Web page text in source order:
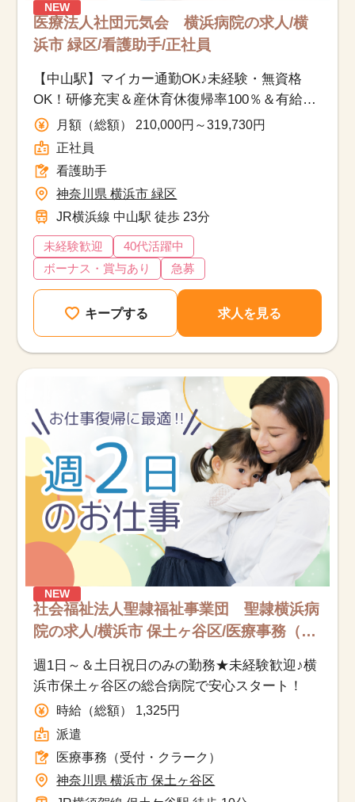
NEW
医療法人社団元気会 横浜病院の求人/横
浜市 緑区/看護助手/正社員
【中山駅】マイカー通勤OK♪未経験・無資格
OK！研修充実＆産休育休復帰率100％＆有給消
化率88.2％・長く安心して働けます！
月額（総額） 210,000円～319,730円
正社員
看護助手
神奈川県 横浜市 緑区
JR横浜線 中山駅 徒歩 23分
未経験歓迎
40代活躍中
ボーナス・賞与あり
急募
キープする 求人を見る
NEW
社会福祉法人聖隷福祉事業団 聖隷横浜病
院の求人/横浜市 保土ヶ谷区/医療事務（受
週1日～＆土日祝日のみの勤務★未経験歓迎♪横
浜市保土ヶ谷区の総合病院で安心スタート！
時給（総額） 1,325円
派遣
医療事務（受付・クラーク）
神奈川県 横浜市 保土ヶ谷区